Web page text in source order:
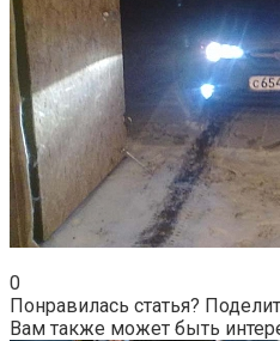
0
Понравилась статья?
Вам также может быть